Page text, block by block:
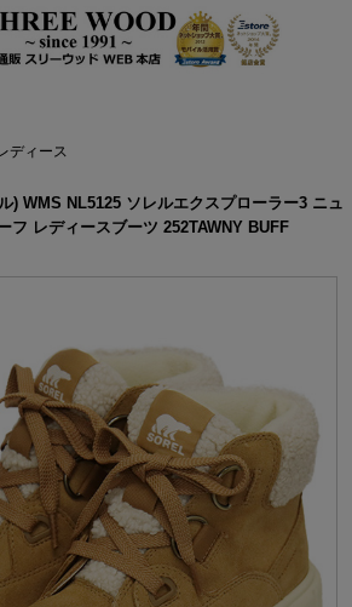
ディース
) WMS NL5125 ソレルエクスプローラー3 ニュ
フ レディースブーツ 252TAWNY BUFF